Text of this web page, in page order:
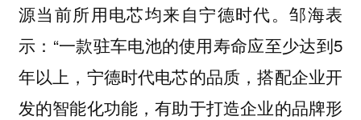
源当前所用电芯均来自宁德时代。邹海表
示：“一款驻车电池的使用寿命应至少达到5
年以上，宁德时代电芯的品质，搭配企业开
发的智能化功能，有助于打造企业的品牌形